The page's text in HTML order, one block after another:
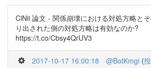
CiNii 論文 - 関係崩壊における対処方略と
り出された側の対処方略は有効なのか?
https://t.co/Cbsy4QrUV3
2017-10-17 16:00:18 @BotKmgi (